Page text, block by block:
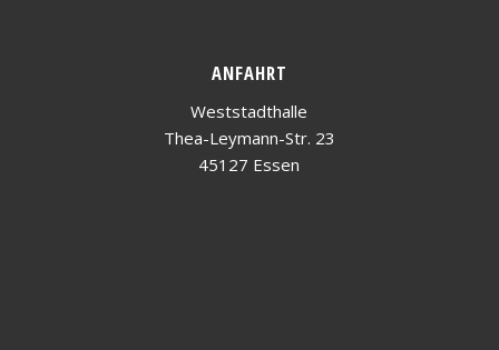
ANFAHRT
Weststadthalle
Thea-Leymann-Str. 23
45127 Essen